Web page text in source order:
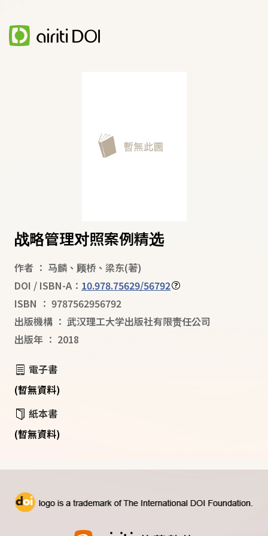
战略管理对照案例精选
作者 ： 马麟 、 顾桥 、 梁东(著)
DOI / ISBN-A： 10.978.75629/56792
ISBN ： 9787562956792
出版機構 ： 武汉理工大学出版社有限责任公司
出版年 ： 2018
電子書
(暫無資料)
紙本書
(暫無資料)